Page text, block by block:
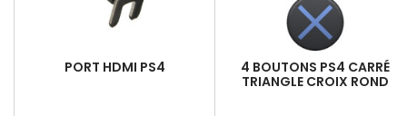
PORT HDMI PS4
4 BOUTONS PS4 CARRÉ
TRIANGLE CROIX ROND